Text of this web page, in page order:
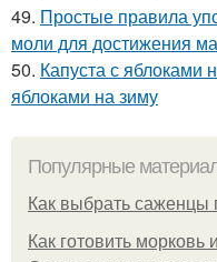
49. Простые правила
моли для достижения
50. Капуста с яблоками
яблоками на зиму
Популярные
Как выбрать саженцы
Как готовить